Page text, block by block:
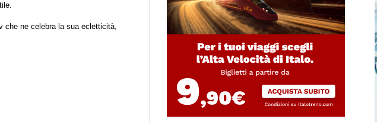
che ne celebra la sua ecletticità,